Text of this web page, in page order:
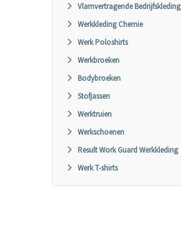
Vlamvertragende Bedrijfskleding
Werkkleding Chemie
Werk Poloshirts
Werkbroeken
Bodybroeken
Stofjassen
Werktruien
Werkschoenen
Result Work Guard Werkkleding
Werk T-shirts